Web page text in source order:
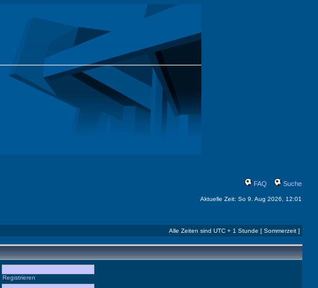
FAQ Suche
Aktuelle Zeit: So 9. Aug 2026, 12:01
Alle Zeiten sind UTC + 1 Stunde [ Sommerzeit ]
Registrieren